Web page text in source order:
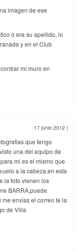
imagen de ese
o era su apellido, lo
y en el Club
mi muro en
17 junio 2012 |
que tengo
una del equipo de
mi es el mismo que
a la cabeza,en esta
la foto vienen los
BARRA,puede
envias el correo te la
de Villa